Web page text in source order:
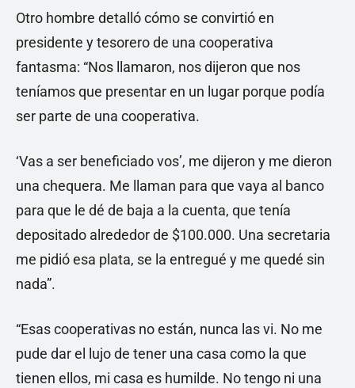
Otro hombre detalló cómo se convirtió en
presidente y tesorero de una cooperativa
fantasma: “Nos llamaron, nos dijeron que nos
teníamos que presentar en un lugar porque podía
ser parte de una cooperativa.
‘Vas a ser beneficiado vos’, me dijeron y me dieron
una chequera. Me llaman para que vaya al banco
para que le dé de baja a la cuenta, que tenía
depositado alrededor de $100.000. Una secretaria
me pidió esa plata, se la entregué y me quedé sin
nada”.
“Esas cooperativas no están, nunca las vi. No me
pude dar el lujo de tener una casa como la que
tienen ellos, mi casa es humilde. No tengo ni una